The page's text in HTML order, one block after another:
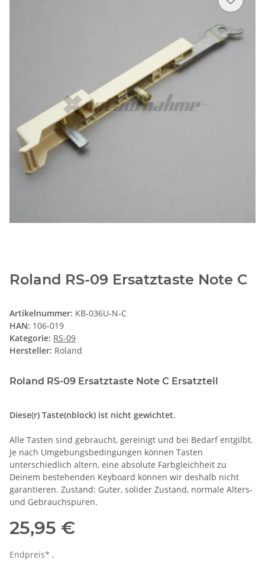
Roland RS-09 Ersatztaste Note C
Artikelnummer: KB-036U-N-C
HAN: 106-019
Kategorie: RS-09
Hersteller: Roland
Roland RS-09 Ersatztaste Note C Ersatzteil
Diese(r) Taste(nblock) ist nicht gewichtet.
Alle Tasten sind gebraucht, gereinigt und bei Bedarf entgilbt.
Je nach Umgebungsbedingungen können Tasten
unterschiedlich altern, eine absolute Farbgleichheit zu
Deinem bestehenden Keyboard können wir deshalb nicht
garantieren. Zustand: Guter, solider Zustand, normale Alters-
und Gebrauchspuren.
25,95 €
Endpreis* ,